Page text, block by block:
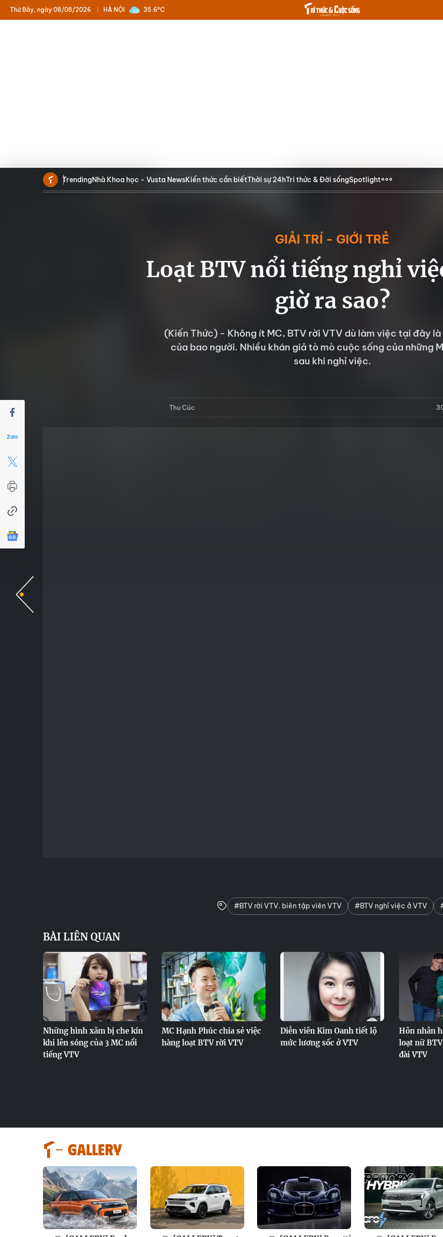
HÀ NỘI
Thứ Bảy, ngày 08/08/2026 35.6°C
TrendingNhà Khoa học - Vusta NewsKiến thức cần biếtThời sự 24hTri thức & Đời sốngSpotlight
GIẢI TRÍ - GIỚI TRẺ
Loạt BTV nổi tiếng nghỉ
giờ ra sao?
(Kiến Thức) - Không ít MC, BTV rời VTV dù làm việc tại đây
của bao người. Nhiều khán giả tò mò cuộc sống của những
sau khi nghỉ việc.
Thu Cúc
#BTV rời VTV. biên tập viên VTV #BTV nghỉ việc ở VTV
BÀI LIÊN QUAN
Những hình xăm bị che kín
khi lên sóng của 3 MC nổi
tiếng VTV
MC Hạnh Phúc chia sẻ việc
hàng loạt BTV rời VTV
Diễn viên Kim Oanh tiết lộ
mức lương sốc ở VTV
Hôn nhân
loạt nữ
đài VTV
GALLERY